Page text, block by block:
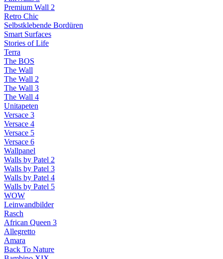
Premium Wall 2
Retro Chic
Selbstklebende Bordüren
Smart Surfaces
Stories of Life
Terra
The BOS
The Wall
The Wall 2
The Wall 3
The Wall 4
Unitapeten
Versace 3
Versace 4
Versace 5
Versace 6
Wallpanel
Walls by Patel 2
Walls by Patel 3
Walls by Patel 4
Walls by Patel 5
WOW
Leinwandbilder
Rasch
African Queen 3
Allegretto
Amara
Back To Nature